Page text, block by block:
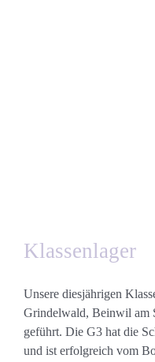
Klassenlager
Unsere diesjährigen
Grindelwald, Beinwil am
geführt. Die G3 hat die
und ist erfolgreich vom